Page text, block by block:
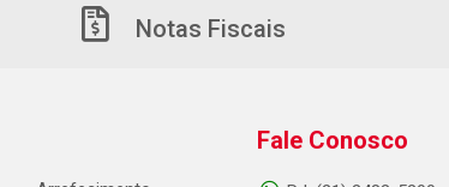
Notas Fiscais
Fale Conosco